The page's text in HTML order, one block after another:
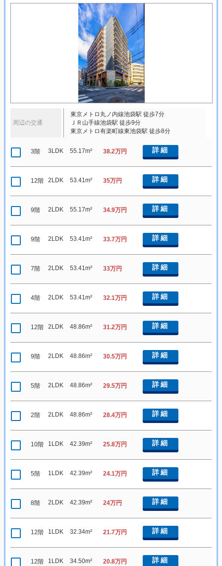
周辺の交通
東京メトロ丸ノ内線池袋駅 徒歩7分
ＪＲ山手線池袋駅 徒歩9分
東京メトロ有楽町線東池袋駅 徒歩8分
3階 3LDK 55.17m² 38.2万円 詳細
12階 2LDK 53.41m² 35万円 詳細
9階 2LDK 55.17m² 34.9万円 詳細
9階 2LDK 53.41m² 33.7万円 詳細
7階 2LDK 53.41m² 33万円 詳細
4階 2LDK 53.41m² 32.1万円 詳細
12階 2LDK 48.86m² 31.2万円 詳細
9階 2LDK 48.86m² 30.5万円 詳細
5階 2LDK 48.86m² 29.5万円 詳細
2階 2LDK 48.86m² 28.4万円 詳細
10階 1LDK 42.39m² 25.8万円 詳細
5階 1LDK 42.39m² 24.1万円 詳細
8階 2LDK 42.39m² 24万円 詳細
12階 1LDK 32.34m² 21.7万円 詳細
12階 1LDK 34.50m² 20.8万円 詳細